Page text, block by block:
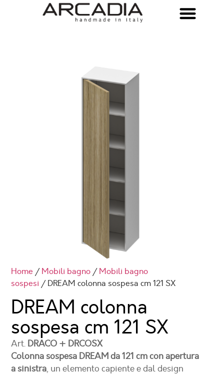
Home /Mobili bagno /Mobili bagno
sospesi / DREAM colonna sospesa cm 121 SX
DREAM colonna
sospesa cm 121 SX
Art. DRACO + DRCOSX
Colonna sospesa DREAM da 121 cm con apertura
a sinistra, un elemento capiente e dal design